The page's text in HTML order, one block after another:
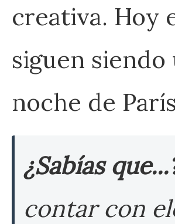
creativa. Hoy
siguen
noche de
¿Sabías
contar con